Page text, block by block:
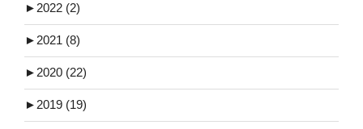
► 2022 (2)
► 2021 (8)
► 2020 (22)
► 2019 (19)